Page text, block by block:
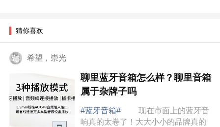
猜你喜欢
希望，崇光
聊里蓝牙音箱怎么样？聊里音箱
属于杂牌子吗
#蓝牙音箱#
现在市面上的蓝牙音
响真的太卷了！大大小小的品牌真的